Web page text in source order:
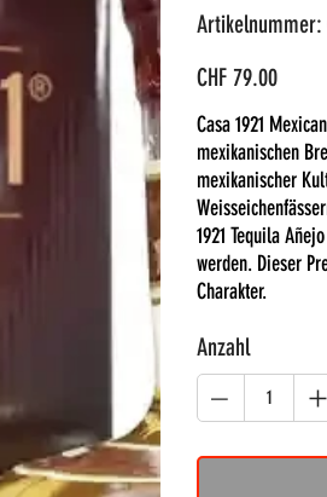
Artikelnummer:
Preis
CHF 79.00
Casa 1921
mexikanischen
mexikanischer
1921 Tequila
werden. Dieser
Charakter.
Anzahl